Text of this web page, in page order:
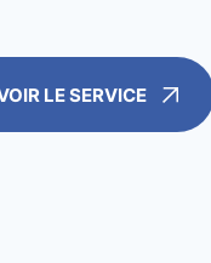
LE SERVICE